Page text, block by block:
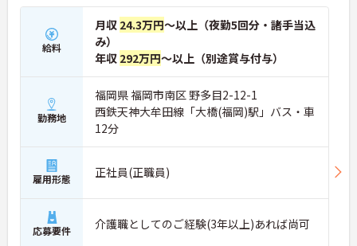
給料
月収 24.3万円～以上（夜勤5回分・諸手当込
み）
年収 292万円～以上（別途賞与付与）
勤務地
福岡県 福岡市南区 野多目2-12-1
西鉄天神大牟田線「大橋(福岡)駅」バス・車
12分
雇用形態 正社員(正職員)
応募要件 介護職としてのご経験(3年以上)あれば尚可